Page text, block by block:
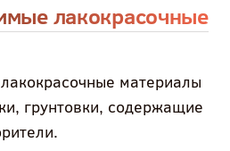
лакокрасочные
материалы
грунтовки, содержащие